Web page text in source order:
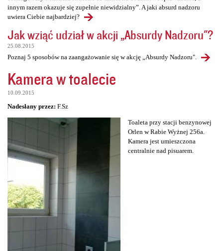
innym razem okazuje się zupełnie niewidzialny”. A jaki absurd nadzoru
uwiera Ciebie najbardziej?
Jak wziąć udział w akcji „Absurdy Nadzoru"?
25.08.2015
Poznaj 5 sposobów na zaangażowanie się w akcję „Absurdy Nadzoru".
Kamera w toalecie
10.09.2015
Nadesłany przez: F.Sz
Toaleta przy stacji benzynowej
Orlen w Rabie Wyżnej 256a.
Kamera jest umieszczona
centralnie nad pisuarem.